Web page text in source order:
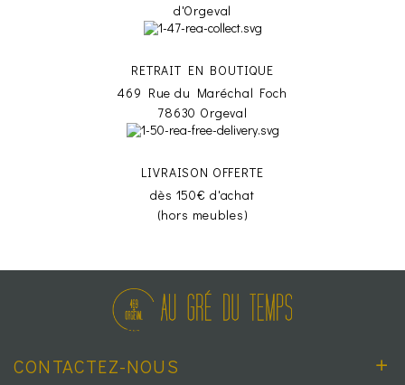
d'Orgeval
RETRAIT EN BOUTIQUE
469 Rue du Maréchal Foch
78630 Orgeval
LIVRAISON OFFERTE
dès 150€ d'achat
(hors meubles)
CONTACTEZ-NOUS